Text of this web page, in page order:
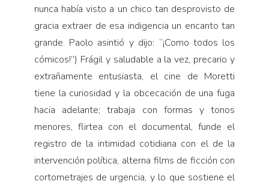
nunca había visto a un chico tan desprovisto de
gracia extraer de esa indigencia un encanto tan
grande. Paolo asintió y dijo: “¡Como todos los
cómicos!”) Frágil y saludable a la vez, precario y
extrañamente entusiasta, el cine de Moretti
tiene la curiosidad y la obcecación de una fuga
hacia adelante; trabaja con formas y tonos
menores, flirtea con el documental, funde el
registro de la intimidad cotidiana con el de la
intervención política, alterna films de ficción con
cortometrajes de urgencia, y lo que sostiene el